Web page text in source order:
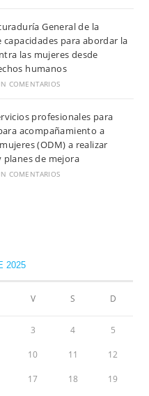
General de la
capacidades para abordar la
las mujeres desde
humanos
COMENTARIOS
profesionales para
acompañamiento a
(ODM) a realizar
de mejora
COMENTARIOS
2025
V S D
3 4 5
10 11 12
17 18 19